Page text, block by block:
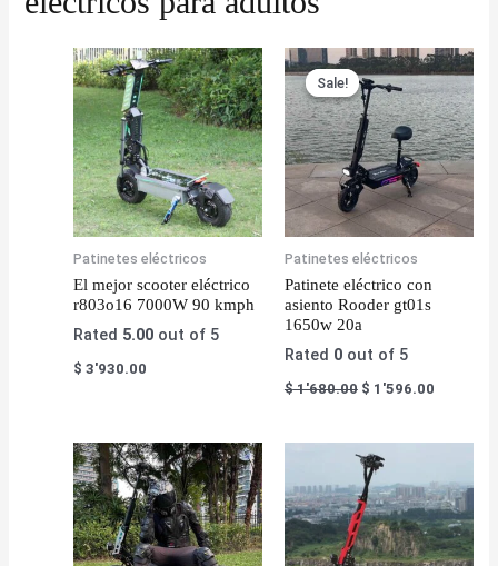
Patinetes eléctricos
El mejor scooter eléctrico
r803o16 7000W 90 kmph
Rated 5.00 out of 5
$ 3'930.00
Sale!
Sale!
Patinetes eléctricos
Patinete eléctrico con
asiento Rooder gt01s
1650w 20a
Rated 0out of 5
$1'680.00 $ 1'596.00